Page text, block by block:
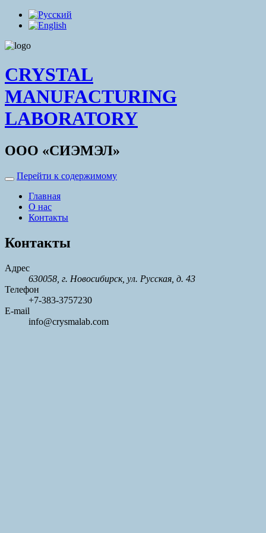
CRYSTAL
MANUFACTURING
LABORATORY
ООО «СИЭМЭЛ»
Перейти к содержимому
Главная
О нас
Контакты
Контакты
Адрес
630058, г. Новосибирск, ул. Русская, д. 43
Телефон
+7-383-3757230
E-mail
info@crysmalab.com